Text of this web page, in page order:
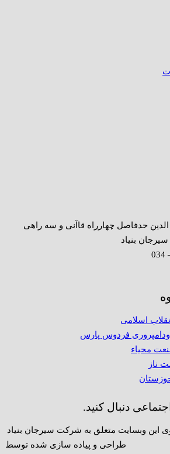
حدفاصل چهارراه قاآنی و سه راهی
بنیاد
اسلامی
فردوس پارس
محیاء
ناز
دنبال کنید.
این وبسایت متعلق به شرکت سیرجان بنیاد
و پیاده سازی شده توسط